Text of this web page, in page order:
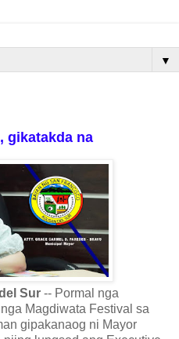
▼
gikatakda na
Sur -- Pormal nga
Magdiwata Festival sa
gipakanaog ni Mayor